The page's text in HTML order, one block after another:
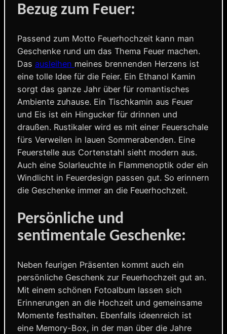
Bezug zum Feuer:
Passend zum Motto Feuerhochzeit kann man
Geschenke rund um das Thema Feuer machen.
Das ausleihen meines brennenden Herzens ist
eine tolle Idee für die Feier. Ein Ethanol Kamin
sorgt das ganze Jahr über für romantisches
Ambiente zuhause. Ein Tischkamin aus Feuer
und Eis ist ein Hingucker für drinnen und
draußen. Rustikaler wird es mit einer Feuerschale
fürs Verweilen in lauen Sommerabenden. Eine
Feuerstelle aus Cortenstahl sieht modern aus.
Auch eine Solarleuchte in Flammenoptik oder ein
Windlicht in Feuerdesign passen gut. So erinnern
die Geschenke immer an die Feuerhochzeit.
Persönliche und
sentimentale Geschenke:
Neben feurigen Präsenten kommt auch ein
persönliche Geschenk zur Feuerhochzeit gut an.
Mit einem schönen Fotoalbum lassen sich
Erinnerungen an die Hochzeit und gemeinsame
Momente festhalten. Ebenfalls ideenreich ist
eine Memory-Box, in der man über die Jahre